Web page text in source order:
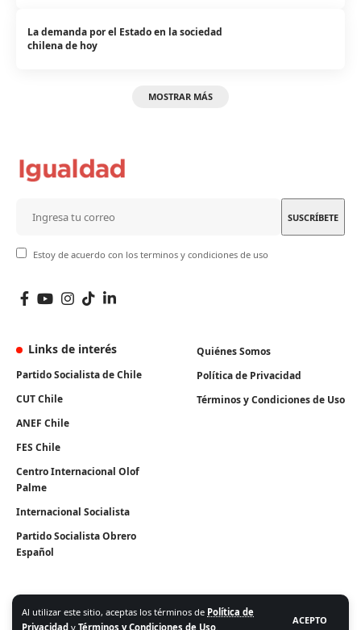
Al utilizar este sitio, aceptas los términos de Política de
Privacidad y Términos y Condiciones de Uso
ACEPTO
La demanda por el Estado en la sociedad
chilena de hoy
MOSTRAR MÁS
Estoy de acuerdo con los terminos y condiciones de uso
Links de interés
Partido Socialista de Chile
CUT Chile
ANEF Chile
FES Chile
Centro Internacional Olof
Palme
Internacional Socialista
Partido Socialista Obrero
Español
Quiénes Somos
Política de Privacidad
Términos y Condiciones de Uso